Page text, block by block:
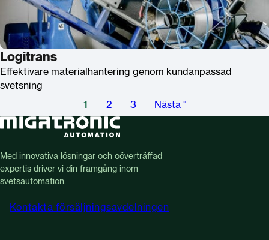
Logitrans
Effektivare materialhantering genom kundanpassad
svetsning
1
2 3 Nästa "
Med innovativa lösningar och oöverträffad
expertis driver vi din framgång inom
svetsautomation.
Kontakta försäljningsavdelningen